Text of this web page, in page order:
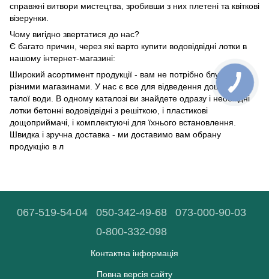
справжні витвори мистецтва, зробивши з них плетені та квіткові
візерунки.
Чому вигідно звертатися до нас?
Є багато причин, через які варто купити водовідвідні лотки в
нашому інтернет-магазині:
Широкий асортимент продукції - вам не потрібно блукати
різними магазинами. У нас є все для відведення дощової та
талої води. В одному каталозі ви знайдете одразу і необхідні
лотки бетонні водовідвідні з решіткою, і пластикові
дощоприймачі, і комплектуючі для їхнього встановлення.
Швидка і зручна доставка - ми доставимо вам обрану
продукцію в л
067-519-54-04 050-342-49-68
073-000-90-03
0-800-332-098
Контактна інформація
Повна версія сайту